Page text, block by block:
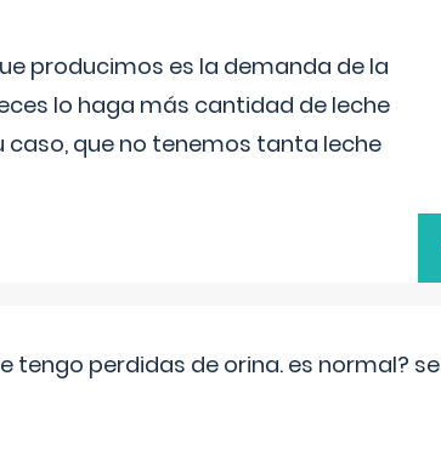
producimos es la demanda de la
lo haga más cantidad de leche
que no tenemos tanta leche
tengo perdidas de orina. es normal? se